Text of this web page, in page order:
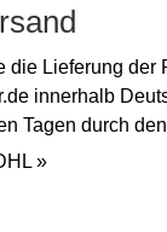
die Lieferung der
innerhalb
Tagen durch
»